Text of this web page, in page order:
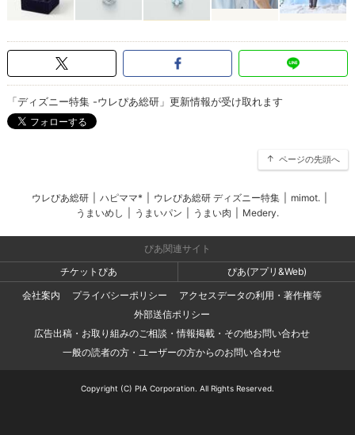
「ディズニー特集 -ウレぴあ総研」更新情報が受け取れます
ページの先頭へ
ウレぴあ総研 ハピママ* ウレぴあ総研 ディズニー特集 mimot.
うまいめし
うまいパン うまい肉 Medery.
ぴあ関連サイト
チケットぴあ
ぴあ(アプリ&Web)
会社案内
プライバシーポリシー
アクセスデータの利用・著作権等
外部送信ポリシー
広告出稿・お取り組みのご相談・情報掲載・その他お問い合わせ
一般の読者の方・ユーザーの方からのお問い合わせ
Copyright (C) PIA Corporation. All Rights Reserved.